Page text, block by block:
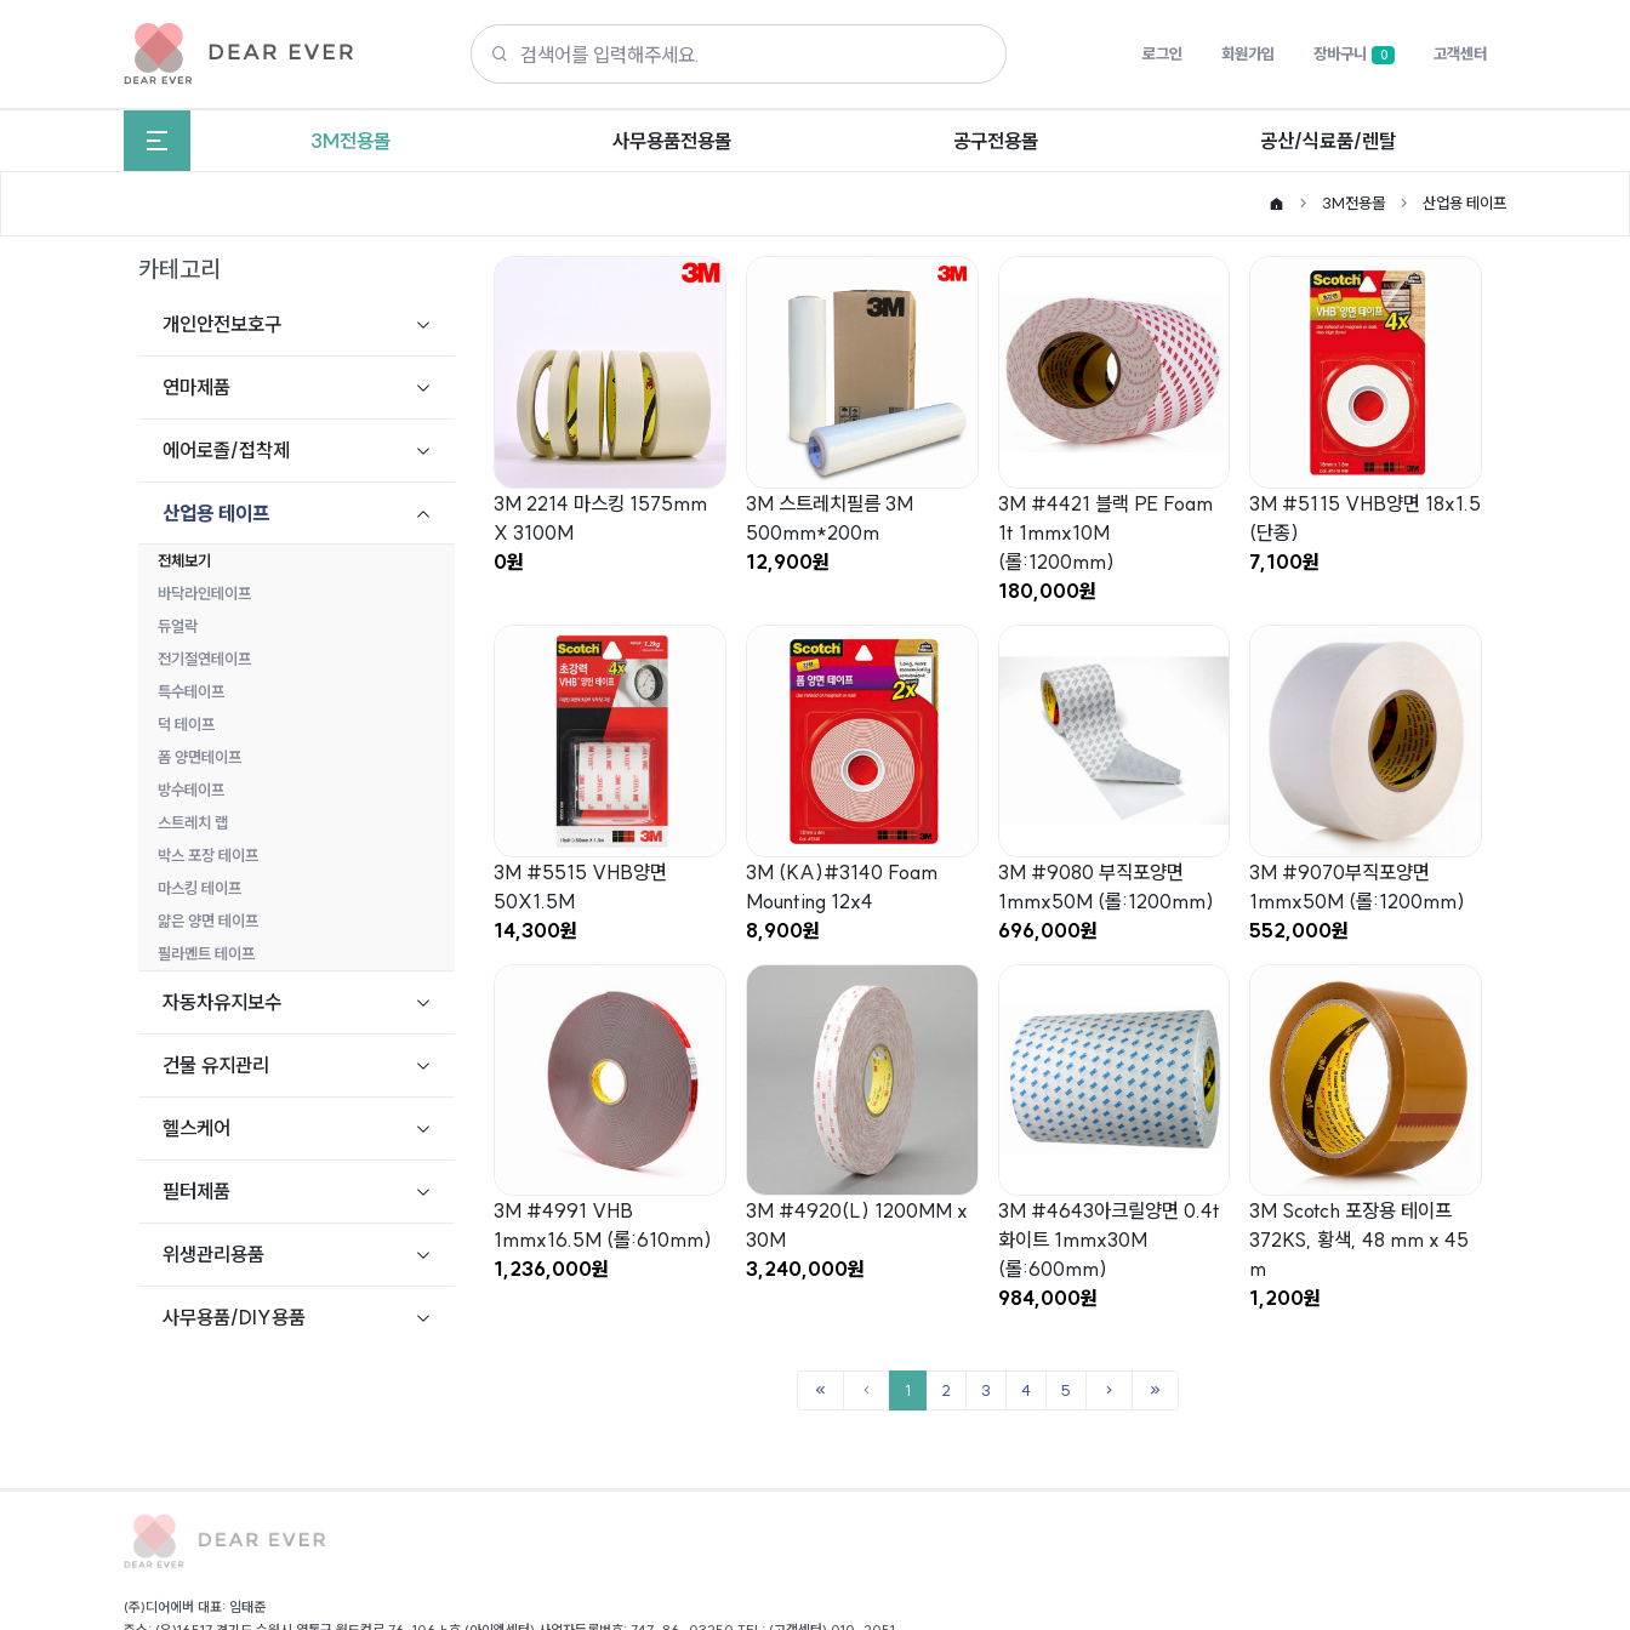
로그인 회원가입 장바구니 0 고객센터
3M전용몰 사무용품전용몰 공구전용몰 공산/식료품/렌탈
3M전용몰 산업용 테이프
카테고리
개인안전보호구
연마제품
에어로졸/접착제
산업용 테이프
전체보기
바닥라인테이프
듀얼락
전기절연테이프
특수테이프
덕 테이프
폼 양면테이프
방수테이프
스트레치 랩
박스 포장 테이프
마스킹 테이프
얇은 양면 테이프
필라멘트 테이프
자동차유지보수
건물 유지관리
헬스케어
필터제품
위생관리용품
사무용품/DIY용품
3M 2214 마스킹 1575mm
X 3100M
0원
3M 스트레치필름 3M
500mm*200m
12,900원
3M #4421 블랙 PE Foam
1t 1mmx10M
(롤:1200mm)
180,000원
3M #5115 VHB양면 18x1.5
(단종)
7,100원
3M #5515 VHB양면
50X1.5M
14,300원
3M (KA)#3140 Foam
Mounting 12x4
8,900원
3M #9080 부직포양면
1mmx50M (롤:1200mm)
696,000원
3M #9070부직포양면
1mmx50M (롤:1200mm)
552,000원
3M #4991 VHB
1mmx16.5M (롤:610mm)
1,236,000원
3M #4920(L) 1200MM x
30M
3,240,000원
3M #4643아크릴양면 0.4t
화이트 1mmx30M
(롤:600mm)
984,000원
3M Scotch 포장용 테이프
372KS, 황색, 48 mm x 45
m
1,200원
1 2 3 4 5
(주)디어에버 대표: 임태준